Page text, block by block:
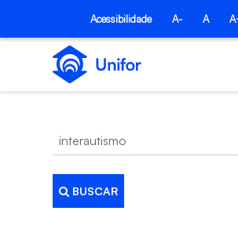
Pular para o Conteúdo principal
Acessibilidade A- A
BUSCAR